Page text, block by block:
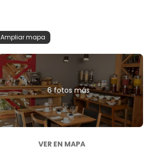
Ampliar mapa
6 fotos más
VER EN MAPA